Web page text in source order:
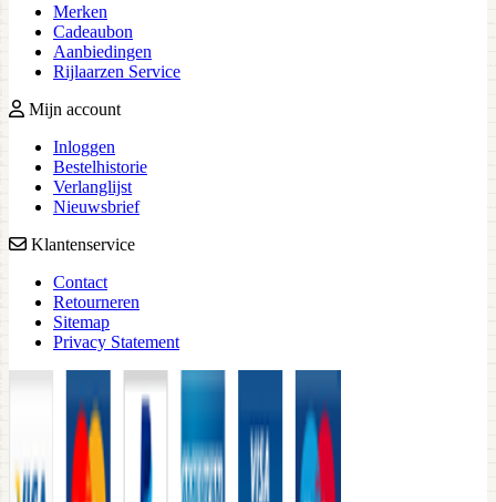
Merken
Cadeaubon
Aanbiedingen
Rijlaarzen Service
Mijn account
Inloggen
Bestelhistorie
Verlanglijst
Nieuwsbrief
Klantenservice
Contact
Retourneren
Sitemap
Privacy Statement